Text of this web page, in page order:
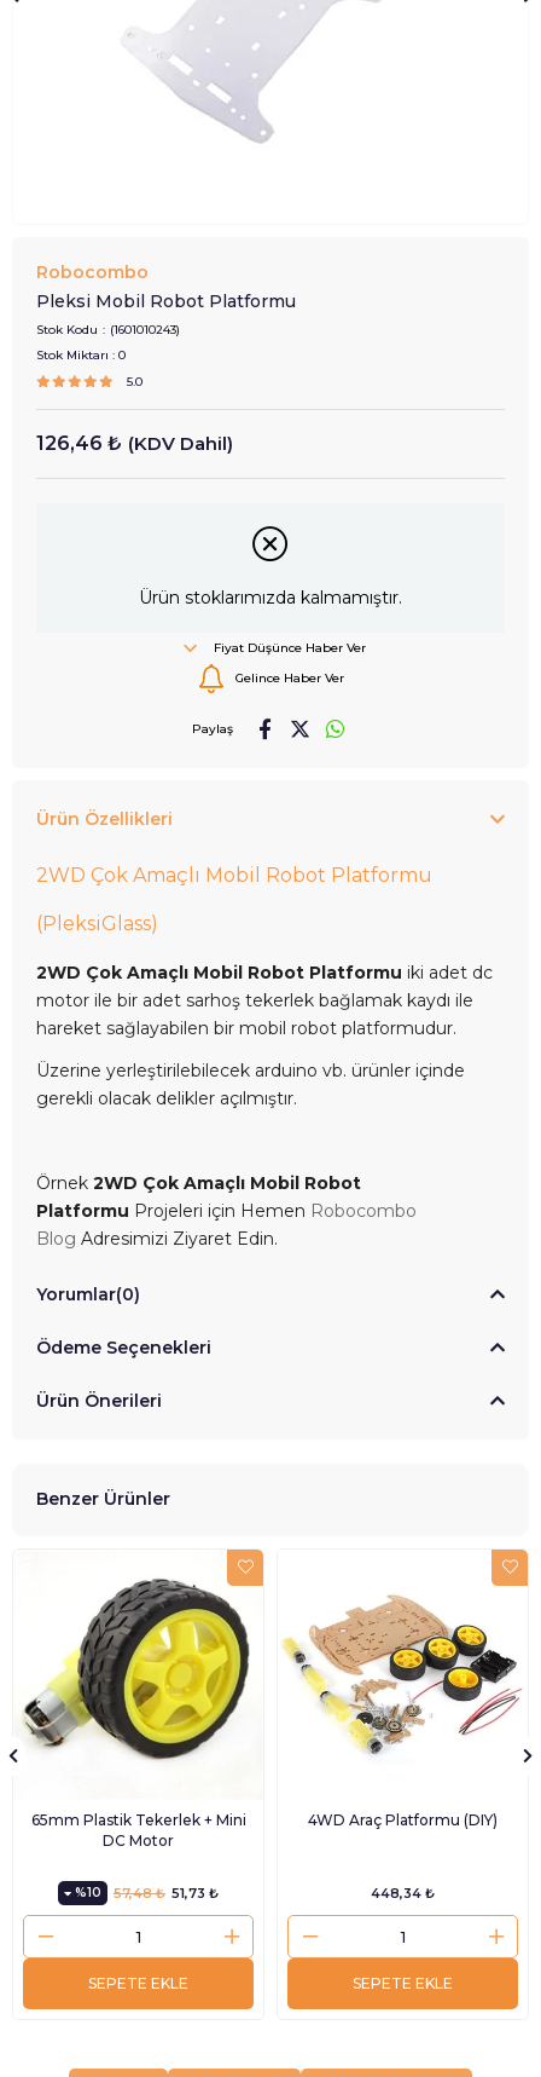
Robocombo
Pleksi Mobil Robot Platformu
Stok Kodu
(1601010243)
Stok Miktarı : 0
5.0
126,46 ₺ (KDV Dahil)
Ürün stoklarımızda kalmamıştır.
Fiyat Düşünce Haber Ver
Gelince Haber Ver
Paylaş
Ürün Özellikleri
2WD Çok Amaçlı Mobil Robot Platformu
(PleksiGlass)
2WD Çok Amaçlı Mobil Robot Platformu iki adet dc
motor ile bir adet sarhoş tekerlek bağlamak kaydı ile
hareket sağlayabilen bir mobil robot platformudur.
Üzerine yerleştirilebilecek arduino vb. ürünler içinde
gerekli olacak delikler açılmıştır.
Örnek 2WD Çok Amaçlı Mobil Robot
Platformu Projeleri için Hemen Robocombo
Blog Adresimizi Ziyaret Edin.
Yorumlar(0)
Ödeme Seçenekleri
Ürün Önerileri
Benzer Ürünler
65mm Plastik Tekerlek + Mini
DC Motor
%10 51,73 ₺
57,48 ₺
SEPETE EKLE
4WD Araç Platformu (DIY)
448,34 ₺
SEPETE EKLE